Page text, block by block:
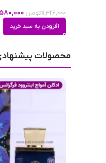
ادکلن اینترلود اسمارت کد 443
اصلی نزدیک است و
دید کهقیمت ادکلن
می‌کند، به طوری که
25 میل کد 443 خط بو، روشن و سر راست و بیشتر شامل نت پایه می‌شود. ادکلن smart 443 ml25 مشابه ادکلن آمواج اینترلود است.
11,326,000تومان
افزودن به سبد خرید
محصولات